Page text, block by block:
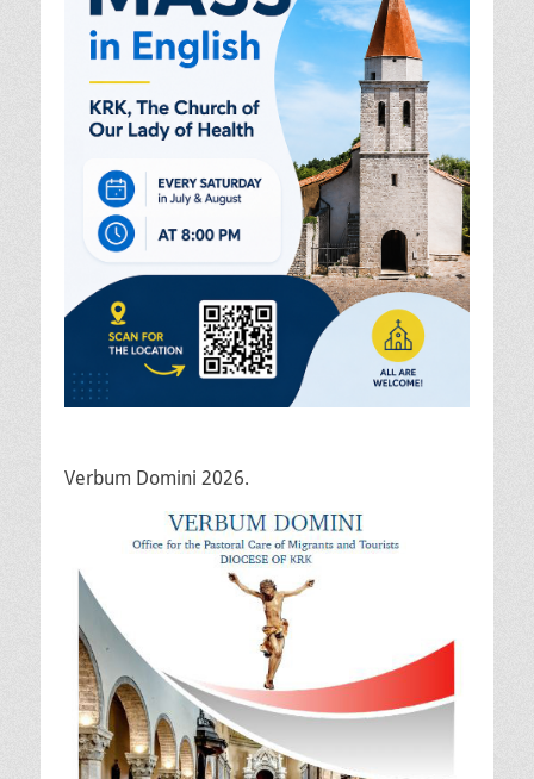
Verbum Domini 2026.